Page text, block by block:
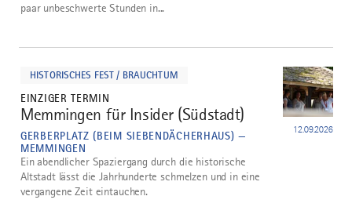
paar unbeschwerte Stunden in...
HISTORISCHES FEST / BRAUCHTUM
EINZIGER TERMIN
5
Memmingen für Insider (Südstadt)
GERBERPLATZ (BEIM SIEBENDÄCHERHAUS) —
MEMMINGEN
12.09.2026
Ein abendlicher Spaziergang durch die historische
Altstadt lässt die Jahrhunderte schmelzen und in eine
vergangene Zeit eintauchen.